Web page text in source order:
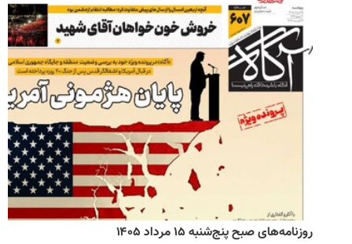
روزنامه‌های صبح پنج‌شنبه ۱۵ مرداد ۱۴۰۵